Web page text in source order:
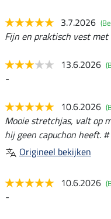
3.7.2026
Fijn en praktisch vest
13.6.2026
-
10.6.2026
Mooie stretchjas, valt op
hij geen capuchon heeft. #
Origineel bekijken
10.6.2026
-